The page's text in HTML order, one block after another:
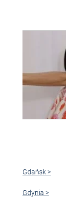
Gdańsk >
Gdynia >